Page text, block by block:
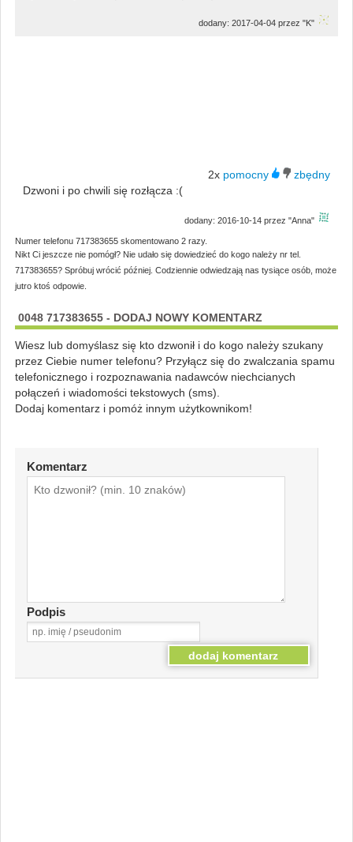
dodany: 2017-04-04 przez "K"
2x
Dzwoni i po chwili się rozłącza :(
dodany: 2016-10-14 przez "Anna"
Numer telefonu 717383655 skomentowano 2 razy.
Nikt Ci jeszcze nie pomógł? Nie udało się dowiedzieć do kogo należy nr tel.
717383655? Spróbuj wrócić później. Codziennie odwiedzają nas tysiące osób, może
jutro ktoś odpowie.
0048 717383655 - DODAJ NOWY KOMENTARZ
Wiesz lub domyślasz się kto dzwonił i do kogo należy szukany
przez Ciebie numer telefonu? Przyłącz się do zwalczania spamu
telefonicznego i rozpoznawania nadawców niechcianych
połączeń i wiadomości tekstowych (sms).
Dodaj komentarz i pomóż innym użytkownikom!
Komentarz
Podpis